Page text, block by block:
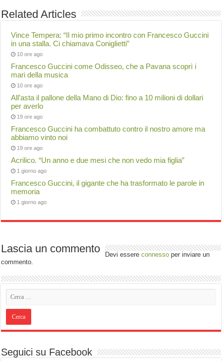
Related Articles
Vince Tempera: “Il mio primo incontro con Francesco Guccini
in una stalla. Ci chiamava Coniglietti”
10 ore ago
Francesco Guccini come Odisseo, che a Pavana scoprì i
mari della musica
10 ore ago
All’asta il pallone della Mano di Dio: fino a 10 milioni di dollari
per averlo
19 ore ago
Francesco Guccini ha combattuto contro il nostro amore ma
abbiamo vinto noi
19 ore ago
Acrilico. “Un anno e due mesi che non vedo mia figlia”
1 giorno ago
Francesco Guccini, il gigante che ha trasformato le parole in
memoria
1 giorno ago
Lascia un commento Devi essereconnesso per inviare un
commento.
Seguici su Facebook